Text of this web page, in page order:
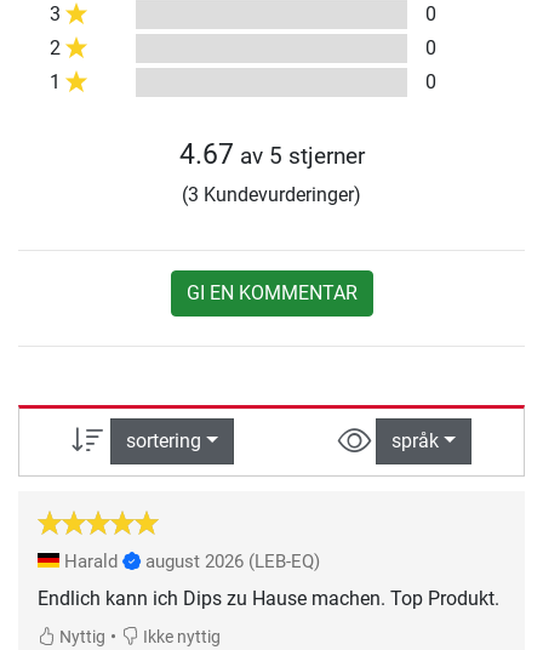
3
0
2
0
1
0
4.67 av 5 stjerner
(3 Kundevurderinger)
GI EN KOMMENTAR
sortering språk
Harald august 2026 (LEB-EQ)
Endlich kann ich Dips zu Hause machen. Top Produkt.
Nyttig • Ikke nyttig